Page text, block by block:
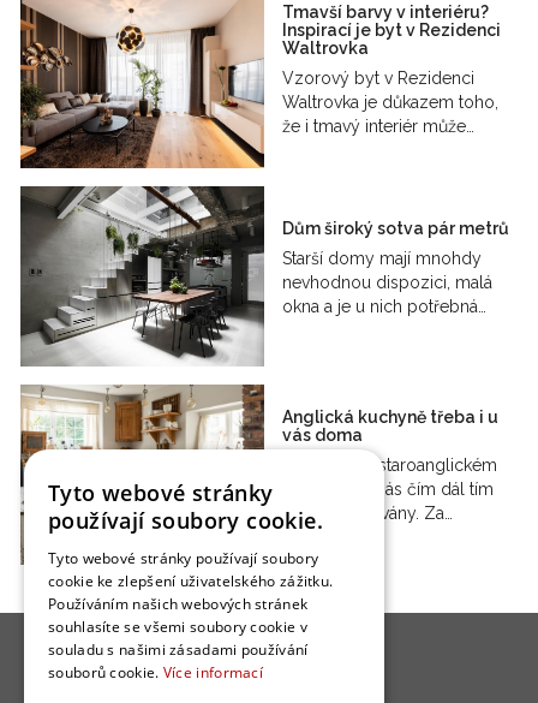
Tmavší barvy v interiéru?
Inspirací je byt v Rezidenci
Waltrovka
Vzorový byt v Rezidenci
Waltrovka je důkazem toho,
že i tmavý interiér může…
Dům široký sotva pár metrů
Starší domy mají mnohdy
nevhodnou dispozici, malá
okna a je u nich potřebná…
Anglická kuchyně třeba i u
vás doma
Kuchyně ve staroanglickém
stylu jsou u nás čím dál tím
častěji poptávány. Za…
Tyto webové stránky
používají soubory cookie.
Tyto webové stránky používají soubory
cookie ke zlepšení uživatelského zážitku.
Používáním našich webových stránek
souhlasíte se všemi soubory cookie v
souladu s našimi zásadami používání
souborů cookie. Více informací